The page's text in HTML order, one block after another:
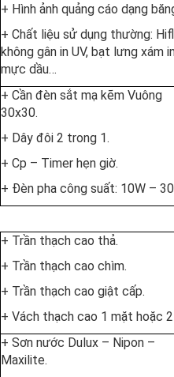
+ Hình ảnh quảng cáo dạng
+ Chất liệu sử dụng thường:
không gân in UV, bạt lưng xám
mực dầu…
+ Cần đèn sắt mạ kẽm Vuông
30x30.
+ Dây đôi 2 trong 1.
+ Cp – Timer hẹn giờ.
+ Đèn pha công suất: 10W –
+ Trần thạch cao thả.
+ Trần thạch cao chìm.
+ Trần thạch cao giật cấp.
+ Vách thạch cao 1 mặt hoặc
+ Sơn nước Dulux – Nipon –
Maxilite.